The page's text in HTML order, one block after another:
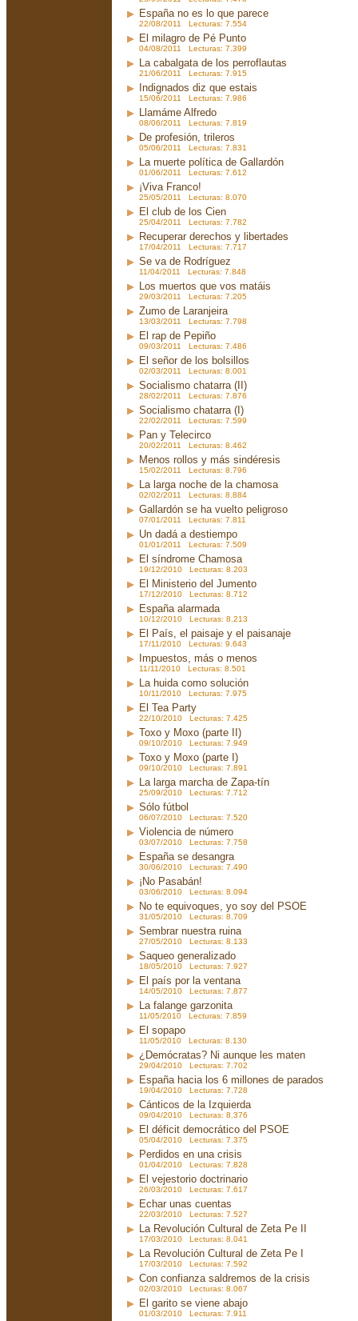
España no es lo que parece
22/08/2011 Lecturas: 7.554
El milagro de Pé Punto
04/08/2011 Lecturas: 7.399
La cabalgata de los perroflautas
21/06/2011 Lecturas: 7.915
Indignados diz que estais
15/06/2011 Lecturas: 7.986
Llamáme Alfredo
08/06/2011 Lecturas: 7.819
De profesión, trileros
05/06/2011 Lecturas: 7.831
La muerte política de Gallardón
01/06/2011 Lecturas: 7.612
¡Viva Franco!
25/05/2011 Lecturas: 8.070
El club de los Cien
25/04/2011 Lecturas: 7.782
Recuperar derechos y libertades
17/04/2011 Lecturas: 7.717
Se va de Rodríguez
11/04/2011 Lecturas: 7.848
Los muertos que vos matáis
29/03/2011 Lecturas: 7.205
Zumo de Laranjeira
13/03/2011 Lecturas: 7.798
El rap de Pepiño
09/03/2011 Lecturas: 7.486
El señor de los bolsillos
02/03/2011 Lecturas: 8.001
Socialismo chatarra (II)
28/02/2011 Lecturas: 7.876
Socialismo chatarra (I)
22/02/2011 Lecturas: 7.599
Pan y Telecirco
20/02/2011 Lecturas: 8.462
Menos rollos y más sindéresis
15/02/2011 Lecturas: 8.796
La larga noche de la chamosa
02/02/2011 Lecturas: 8.884
Gallardón se ha vuelto peligroso
07/01/2011 Lecturas: 7.811
Un dadá a destiempo
01/01/2011 Lecturas: 7.509
El síndrome Chamosa
19/12/2010 Lecturas: 8.203
El Ministerio del Jumento
17/12/2010 Lecturas: 8.712
España alarmada
10/12/2010 Lecturas: 8.213
El País, el paisaje y el paisanaje
17/11/2010 Lecturas: 9.643
Impuestos, más o menos
11/11/2010 Lecturas: 8.501
La huida como solución
10/11/2010 Lecturas: 7.975
El Tea Party
22/10/2010 Lecturas: 7.425
Toxo y Moxo (parte II)
09/10/2010 Lecturas: 7.949
Toxo y Moxo (parte I)
09/10/2010 Lecturas: 7.891
La larga marcha de Zapa-tín
25/09/2010 Lecturas: 7.712
Sólo fútbol
06/07/2010 Lecturas: 7.520
Violencia de número
03/07/2010 Lecturas: 7.758
España se desangra
30/06/2010 Lecturas: 7.490
¡No Pasabán!
03/06/2010 Lecturas: 8.094
No te equivoques, yo soy del PSOE
31/05/2010 Lecturas: 8.709
Sembrar nuestra ruina
27/05/2010 Lecturas: 8.133
Saqueo generalizado
18/05/2010 Lecturas: 7.927
El país por la ventana
14/05/2010 Lecturas: 7.877
La falange garzonita
11/05/2010 Lecturas: 7.859
El sopapo
11/05/2010 Lecturas: 8.130
¿Demócratas? Ni aunque les maten
29/04/2010 Lecturas: 7.702
España hacia los 6 millones de parados
19/04/2010 Lecturas: 7.728
Cánticos de la Izquierda
09/04/2010 Lecturas: 8.376
El déficit democrático del PSOE
05/04/2010 Lecturas: 7.375
Perdidos en una crisis
01/04/2010 Lecturas: 7.828
El vejestorio doctrinario
26/03/2010 Lecturas: 7.617
Echar unas cuentas
22/03/2010 Lecturas: 7.527
La Revolución Cultural de Zeta Pe II
17/03/2010 Lecturas: 8.041
La Revolución Cultural de Zeta Pe I
17/03/2010 Lecturas: 7.592
Con confianza saldremos de la crisis
02/03/2010 Lecturas: 8.067
El garito se viene abajo
01/03/2010 Lecturas: 7.911